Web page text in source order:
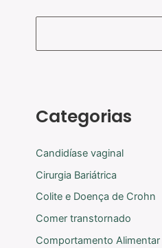
Categorias
Candidíase vaginal
Cirurgia Bariátrica
Colite e Doença de Crohn
Comer transtornado
Comportamento Alimentar